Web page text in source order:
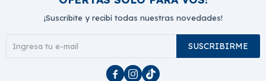
¡Suscribite y recibí todas nuestras novedades!
SUSCRIBIRME
  